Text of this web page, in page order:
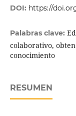
DOI: https://
Palabras clave:
colaborativo,
conocimiento
RESUMEN